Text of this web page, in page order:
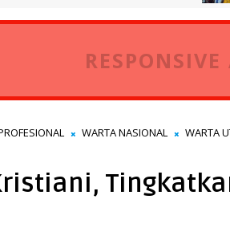
RESPONSIVE
WARTA NASIONAL WARTA